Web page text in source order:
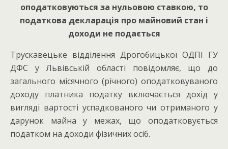
оподатковуються за нульовою ставкою, то
податкова декларація про майновий стан і
доходи не подається
Трускавецьке відділення Дрогобицької ОДПІ ГУ
ДФС у Львівській області повідомляє, що до
загального місячного (річного) оподатковуваного
доходу платника податку включається дохід у
вигляді вартості успадкованого чи отриманого у
дарунок майна у межах, що оподатковується
податком на доходи фізичних осіб.